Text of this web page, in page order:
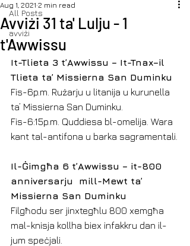
All Posts
avviżi
Avviżi 31 ta' Lulju - 1
t'Awwissu
Aug 1, 2021 2 min read
It-Tlieta 3 t’Awwissu – It-Tnax–il
Tlieta ta’ Missierna San Duminku
Fis-6p.m. Rużarju u litanija u kurunella
ta’ Missierna San Duminku.
Fis-6:15p.m. Quddiesa bl-omelija. Wara
kant tal-antifona u barka sagramentali.
Il-Ġimgħa 6 t’Awwissu – it-800
anniversarju  mill-Mewt ta’
Missierna San Duminku
Filgħodu ser jinxtegħlu 800 xemgħa
mal-knisja kollha biex infakkru dan il-
jum speċjali.